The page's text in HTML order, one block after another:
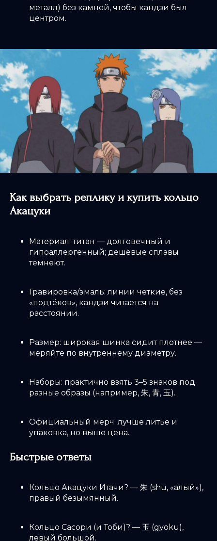
металл) без камней, чтобы кандзи был
центром.
Как выбрать реплику и купить кольцо
Акацуки
Материал: титан — долговечный и
гипоаллергенный; дешёвые сплавы
темнеют.
Гравировка/эмаль: линии чёткие, без
«подтёков», кандзи читается на
расстоянии.
Размер: широкая шинка сидит плотнее —
меряйте по внутреннему диаметру.
Наборы: практично взять 3–5 знаков под
разные образы (например, 朱, 青, 玉).
Официальный мерч: лучше литьё и
упаковка, но выше цена.
Быстрые ответы
Кольцо Акацуки Итачи? — 朱 (shu, «алый»),
правый безымянный.
Кольцо Сасори (и Тоби)? — 玉 (gyoku),
левый большой.